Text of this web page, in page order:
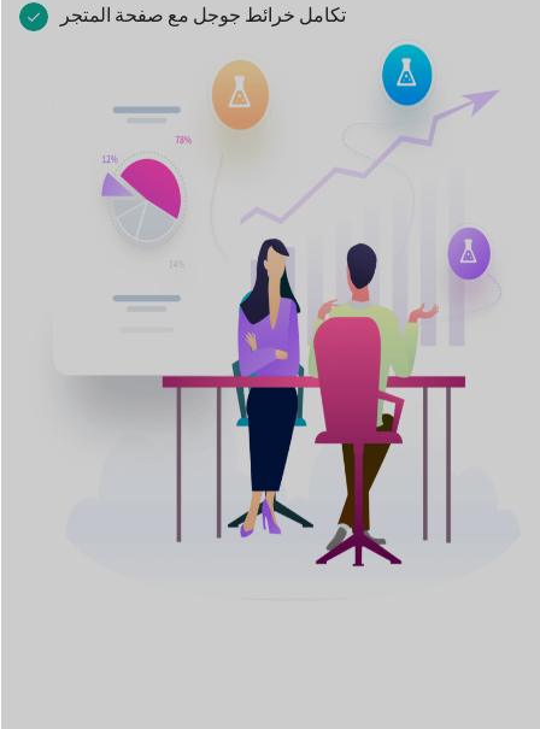
تكامل خرائط جوجل مع صفحة المتجر